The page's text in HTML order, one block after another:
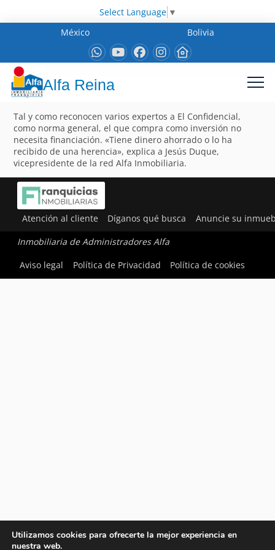
Select Language ▼
México
Bolivia
Alfa Reina
Tal y como reconocen varios expertos a El Confidencial,
como norma general, el que compra como inversión no
necesita financiación. «Tiene dinero ahorrado o lo ha
recibido de una herencia», explica a Jesús Duque,
vicepresidente de la red Alfa Inmobiliaria.
Atención al cliente Díganos qué busca Anuncie su
Inmobiliaria de Administradores Alfa
Aviso legal
Política de Privacidad Política de cookies
Utilizamos cookies para ofrecerte la mejor experiencia en
nuestra web.